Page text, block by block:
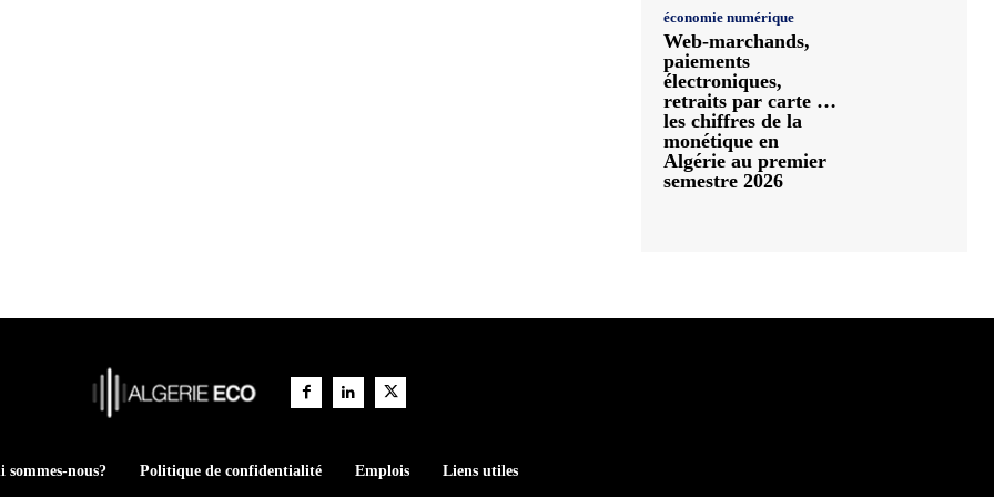
économie numérique
Web-marchands,
paiements
électroniques,
retraits par carte …
les chiffres de la
monétique en
Algérie au premier
semestre 2026
sommes-nous? Politique de confidentialité Emplois Liens utiles